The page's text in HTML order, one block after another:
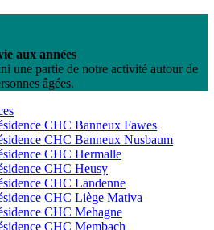
aux années
une partie de notre activité autour de
âgées.
CHC Banneux Fawes
CHC Banneux Nusbaum
CHC Hermalle
CHC Heusy
CHC Landenne
CHC Liège Mativa
CHC Mehagne
CHC Membach